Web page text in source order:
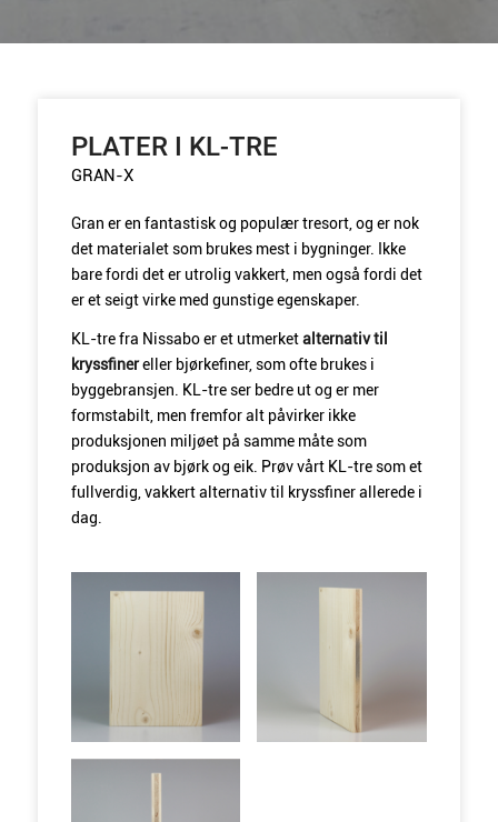
PLATER I KL-TRE
GRAN-X
Gran er en fantastisk og populær tresort, og er nok
det materialet som brukes mest i bygninger. Ikke
bare fordi det er utrolig vakkert, men også fordi det
er et seigt virke med gunstige egenskaper.
KL-tre fra Nissabo er et utmerketalternativ til
kryssfinereller bjørkefiner, som ofte brukes i
byggebransjen. KL-tre ser bedre ut og er mer
formstabilt, men fremfor alt påvirker ikke
produksjonen miljøet på samme måte som
produksjon av bjørk og eik. Prøv vårt KL-tre som et
fullverdig, vakkert alternativ til kryssfiner allerede i
dag.